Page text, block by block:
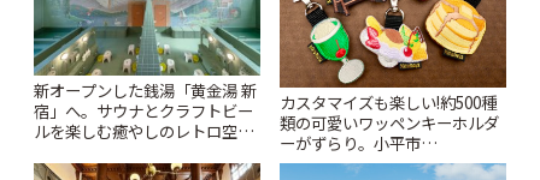
新オープンした銭湯「黄金湯 新
宿」へ。サウナとクラフトビー
ルを楽しむ癒やしのレトロ空間
カスタマイズも楽しい!約500種
類の可愛いワッペンキーホルダ
ーがずらり。小平市
「Kimamaya T&K」 | ことりっ